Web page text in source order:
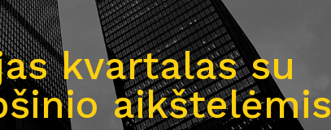
kvartalas su
aikštelėmis